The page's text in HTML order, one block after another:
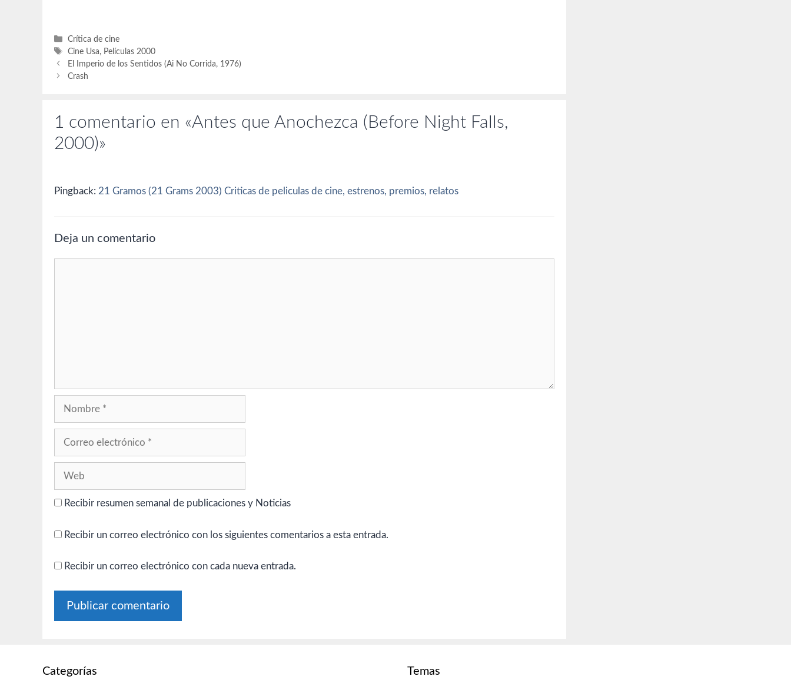
Categorías
Crítica de cine
Etiquetas
Cine Usa, Películas 2000
El Imperio de los Sentidos (Ai No Corrida, 1976)
Crash
1 comentario en «Antes que Anochezca (Before Night Falls,
2000)»
Pingback: 21 Gramos (21 Grams 2003) Criticas de peliculas de cine, estrenos, premios, relatos
Deja un comentario
Recibir resumen semanal de publicaciones y Noticias
Recibir un correo electrónico con los siguientes comentarios a esta entrada.
Recibir un correo electrónico con cada nueva entrada.
Categorías Temas